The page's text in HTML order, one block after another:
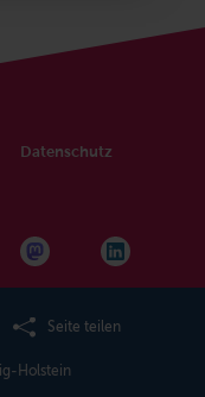
Datenschutz
Holstein
Seite teilen